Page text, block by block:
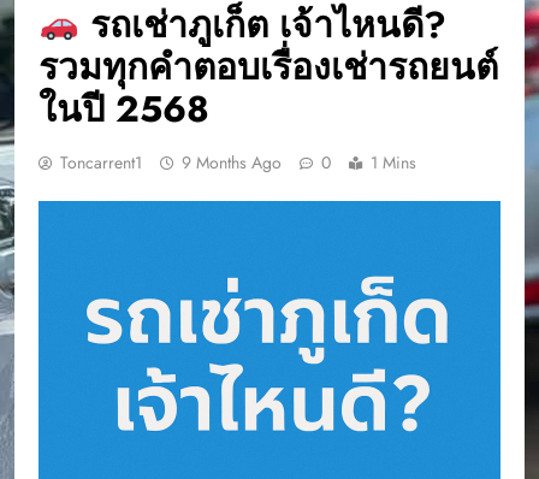
รถเช่าภูเก็ต เจ้าไหนดี?
รวมทุกคำตอบเรื่องเช่ารถยนต์
ในปี 2568
Toncarrent1 9 Months Ago 0 1 Mins